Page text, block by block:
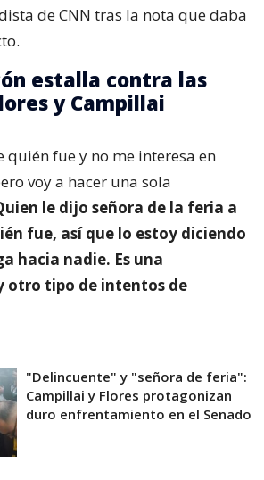
de CNN tras la nota que daba
estalla contra las
y Campillai
quién fue y no me interesa en
voy a hacer una sola
le dijo señora de la feria a
fue, así que lo estoy diciendo
hacia nadie. Es una
otro tipo de intentos de
"Delincuente" y "señora de feria":
Campillai y Flores protagonizan
duro enfrentamiento en el Senado